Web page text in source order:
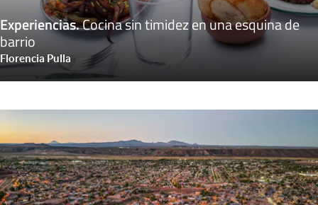
Experiencias.Cocina sin timidez en una esquina de
barrio
Florencia Pulla